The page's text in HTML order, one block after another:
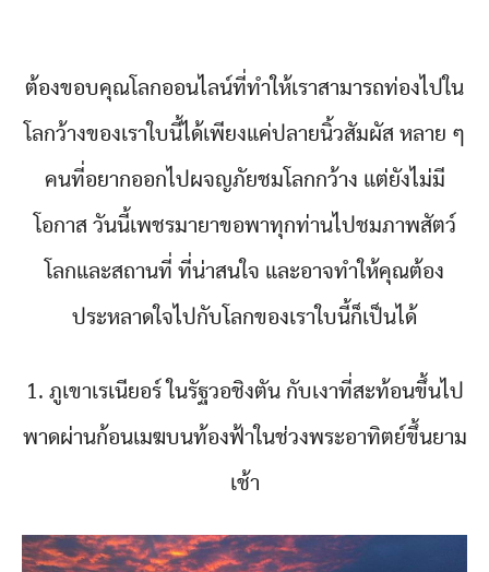
ต้องขอบคุณโลกออนไลน์ที่ทำให้เราสามารถท่องไปใน
โลกว้างของเราใบนี้ได้เพียงแค่ปลายนิ้วสัมผัส หลาย ๆ
คนที่อยากออกไปผจญภัยชมโลกกว้าง แต่ยังไม่มี
โอกาส วันนี้เพชรมายาขอพาทุกท่านไปชมภาพสัตว์
โลกและสถานที่ ที่น่าสนใจ และอาจทำให้คุณต้อง
ประหลาดใจไปกับโลกของเราใบนี้ก็เป็นได้
1. ภูเขาเรเนียอร์ ในรัฐวอชิงตัน กับเงาที่สะท้อนขึ้นไป
พาดผ่านก้อนเมฆบนท้องฟ้าในช่วงพระอาทิตย์ขึ้นยาม
เช้า